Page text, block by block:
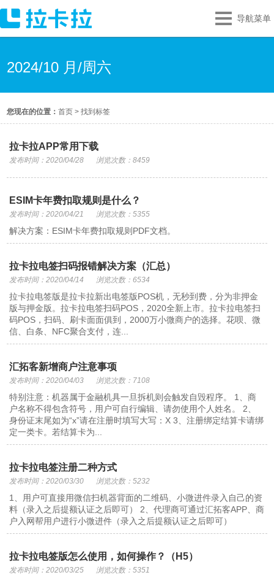
导航菜单
2024/10 月/周六
您现在的位置：首页 >找到标签
拉卡拉APP常用下载
发布时间：2020/04/28 浏览次数：8459
ESIM卡年费扣取规则是什么？
发布时间：2020/04/21 浏览次数：5355
解决方案：ESIM卡年费扣取规则PDF文档。
拉卡拉电签扫码报错解决方案（汇总）
发布时间：2020/04/14 浏览次数：6534
拉卡拉电签版是拉卡拉新出电签版POS机，无秒到费，分为非押金
版与押金版。拉卡拉电签扫码POS，2020全新上市。拉卡拉电签扫
码POS，扫码、刷卡面面俱到，2000万小微商户的选择。花呗、微
信、白条、NFC聚合支付，连...
汇拓客新增商户注意事项
发布时间：2020/04/03 浏览次数：7108
特别注意：机器属于金融机具一旦拆机则会触发自毁程序。 1、商
户名称不得包含符号，用户可自行编辑、请勿使用个人姓名。 2、
身份证末尾如为“x”请在注册时填写大写：X 3、注册绑定结算卡请绑
定一类卡。若结算卡为...
拉卡拉电签注册二种方式
发布时间：2020/03/30 浏览次数：5232
1、用户可直接用微信扫机器背面的二维码、小微进件录入自己的资
料（录入之后提额认证之后即可） 2、代理商可通过汇拓客APP、商
户入网帮用户进行小微进件（录入之后提额认证之后即可）
拉卡拉电签版怎么使用，如何操作？（H5）
发布时间：2020/03/25 浏览次数：5351